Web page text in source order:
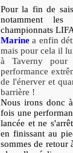
Pour la fin de
notamment les
championnats
Marine a enfin
mais pour cela il
à Taverny pour
performance
de l'énerver et
barrière !
Nous irons donc
fois une
lancée et ne
en finissant au
sommes de retour